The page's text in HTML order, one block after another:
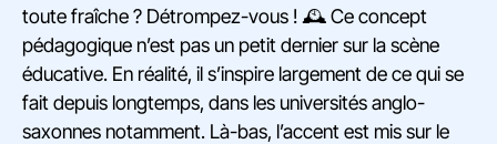
toute fraîche ? Détrompez-vous ! 🕰️ Ce concept
pédagogique n’est pas un petit dernier sur la scène
éducative. En réalité, il s’inspire largement de ce qui se
fait depuis longtemps, dans les universités anglo-
saxonnes notamment. Là-bas, l’accent est mis sur le